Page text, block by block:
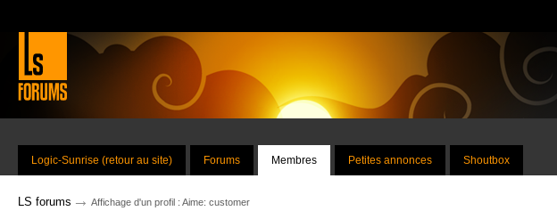
Logic-Sunrise (retour au site) Forums Membres Petites annonces Shoutbox
LS forums → Affichage d'un profil : Aime: customer